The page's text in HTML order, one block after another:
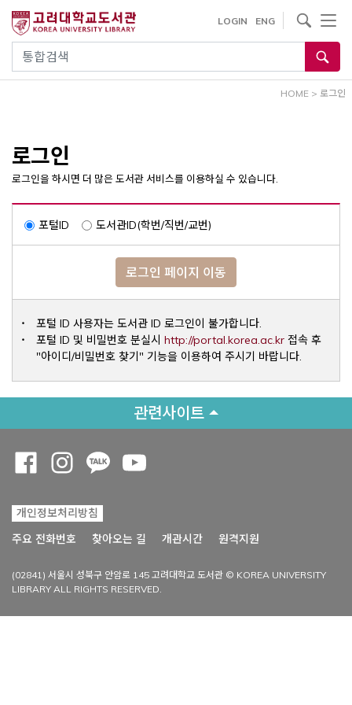
건
통합검색
LOGIN ENG
사이트내 검색
HOME > 로그인
로그인
로그인을 하시면 더 많은 도서관 서비스를 이용하실 수 있습니다.
포털ID 도서관ID(학번/직번/교번)
로그인 페이지 이동
포털 ID 사용자는 도서관 ID 로그인이 불가합니다.
포털 ID 및 비밀번호 분실시 http://portal.korea.ac.krOpens a
접속 후
"아이디/비밀번호 찾기" 기능을 이용하여 주시기 바랍니다.
관련사이트
개인정보처리방침
주요 전화번호
찾아오는 길 개관시간 원격지원
(02841) 서울시 성북구 안암로 145 고려대학교 도서관 © KOREA UNIVERSITY
LIBRARY ALL RIGHTS RESERVED.
Opens a new window
Opens a new window
Opens a new window